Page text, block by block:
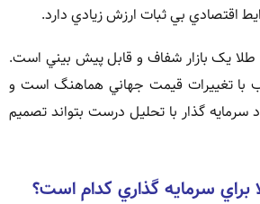
اقتصادي بي ثبات ارزش زيادي دارد.
طلا يک بازار شفاف و قابل پيش بيني است.
با تغييرات قيمت جهاني هماهنگ است و
گذار با تحليل درست بتواند تصميم
براي سرمايه گذاري کدام است؟